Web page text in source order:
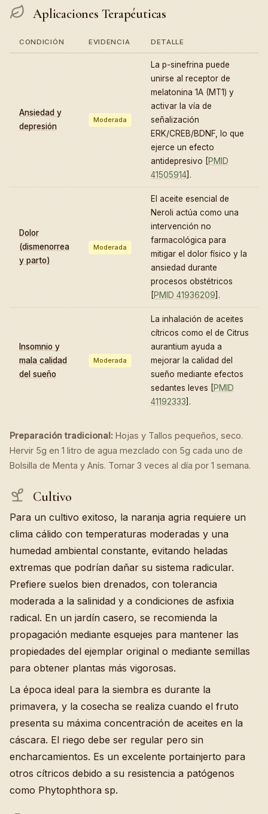
Aplicaciones Terapéuticas
CONDICIÓN EVIDENCIA DETALLE
Ansiedad y
depresión
Moderada
La p-sinefrina puede
unirse al receptor de
melatonina 1A (MT1) y
activar la vía de
señalización
ERK/CREB/BDNF, lo que
ejerce un efecto
antidepresivo [PMID
41505914].
Dolor
(dismenorrea
y parto)
Moderada
El aceite esencial de
Neroli actúa como una
intervención no
farmacológica para
mitigar el dolor físico y la
ansiedad durante
procesos obstétricos
[PMID 41936209].
Insomnio y
mala calidad
del sueño
Moderada
La inhalación de aceites
cítricos como el de Citrus
aurantium ayuda a
mejorar la calidad del
sueño mediante efectos
sedantes leves [PMID
41192333].
Preparación tradicional: Hojas y Tallos pequeños, seco.
Hervir 5g en 1 litro de agua mezclado con 5g cada uno de
Bolsilla de Menta y Anís. Tomar 3 veces al día por 1 semana.
Cultivo
Para un cultivo exitoso, la naranja agria requiere un
clima cálido con temperaturas moderadas y una
humedad ambiental constante, evitando heladas
extremas que podrían dañar su sistema radicular.
Prefiere suelos bien drenados, con tolerancia
moderada a la salinidad y a condiciones de asfixia
radical. En un jardín casero, se recomienda la
propagación mediante esquejes para mantener las
propiedades del ejemplar original o mediante semillas
para obtener plantas más vigorosas.
La época ideal para la siembra es durante la
primavera, y la cosecha se realiza cuando el fruto
presenta su máxima concentración de aceites en la
cáscara. El riego debe ser regular pero sin
encharcamientos. Es un excelente portainjerto para
otros cítricos debido a su resistencia a patógenos
como Phytophthora sp.